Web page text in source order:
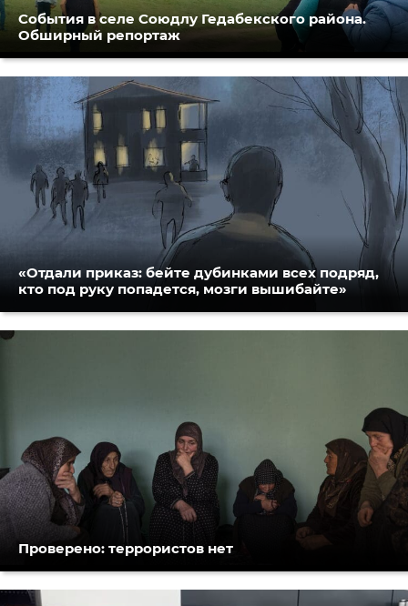
События в селе Союдлу Гедабекского района.
Обширный репортаж
«Отдали приказ: бейте дубинками всех подряд,
кто под руку попадется, мозги вышибайте»
Проверено: террористов нет